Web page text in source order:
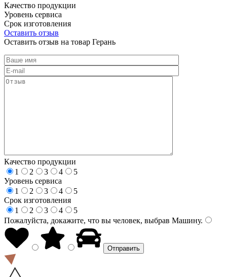
Качество продукции
Уровень сервиса
Срок изготовления
Оставить отзыв
Оставить отзыв на товар Герань
Качество продукции
1
2 3 4
5
Уровень сервиса
1
2 3 4
5
Срок изготовления
1
2 3 4
5
Пожалуйста, докажите, что вы человек, выбрав Машину.